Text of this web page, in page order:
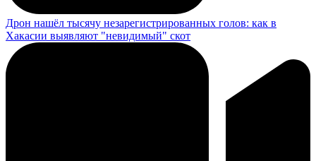
Дрон нашёл тысячу незарегистрированных голов: как в
Хакасии выявляют "невидимый" скот